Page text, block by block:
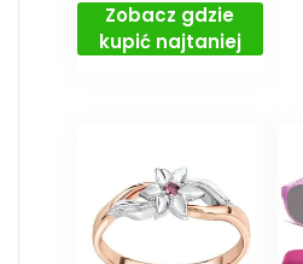
Zobacz gdzie
kupić najtaniej